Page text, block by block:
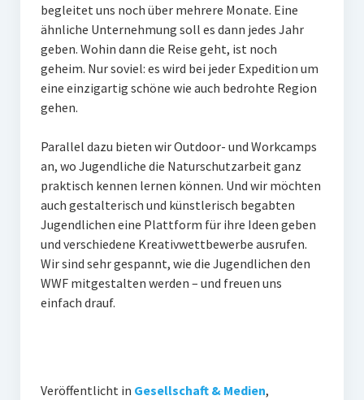
begleitet uns noch über mehrere Monate. Eine
ähnliche Unternehmung soll es dann jedes Jahr
geben. Wohin dann die Reise geht, ist noch
geheim. Nur soviel: es wird bei jeder Expedition um
eine einzigartig schöne wie auch bedrohte Region
gehen.
Parallel dazu bieten wir Outdoor- und Workcamps
an, wo Jugendliche die Naturschutzarbeit ganz
praktisch kennen lernen können. Und wir möchten
auch gestalterisch und künstlerisch begabten
Jugendlichen eine Plattform für ihre Ideen geben
und verschiedene Kreativwettbewerbe ausrufen.
Wir sind sehr gespannt, wie die Jugendlichen den
WWF mitgestalten werden – und freuen uns
einfach drauf.
Veröffentlicht in Gesellschaft & Medien,